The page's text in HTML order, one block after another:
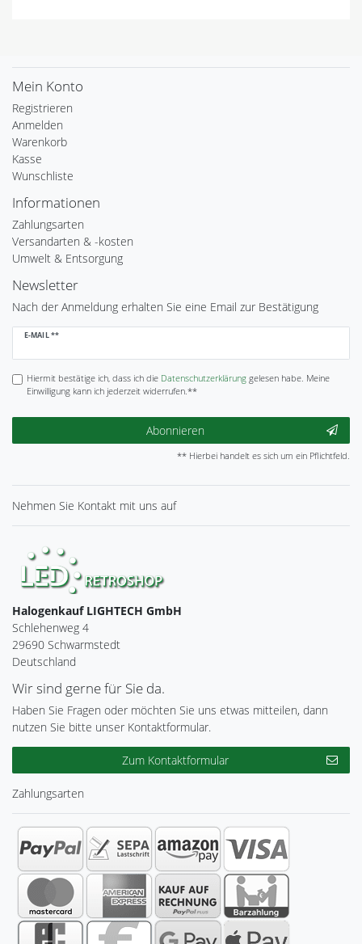
Mein Konto
Registrieren
Anmelden
Warenkorb
Kasse
Wunschliste
Informationen
Zahlungsarten
Versandarten & -kosten
Umwelt & Entsorgung
Newsletter
Nach der Anmeldung erhalten Sie eine Email zur Bestätigung
E-MAIL **
Newsletter
Hiermit bestätige ich, dass ich die Daten­schutz­erklärunggelesen habe. Meine
Einwilligung kann ich jederzeit widerrufen.**
Abonnieren
** Hierbei handelt es sich um ein Pflichtfeld.
Nehmen Sie Kontakt mit uns auf
Halogenkauf LIGHTECH GmbH
Schlehenweg 4
29690 Schwarmstedt
Deutschland
Wir sind gerne für Sie da.
Haben Sie Fragen oder möchten Sie uns etwas mitteilen, dann
nutzen Sie bitte unser Kontaktformular.
Zum Kontaktformular
Zahlungsarten